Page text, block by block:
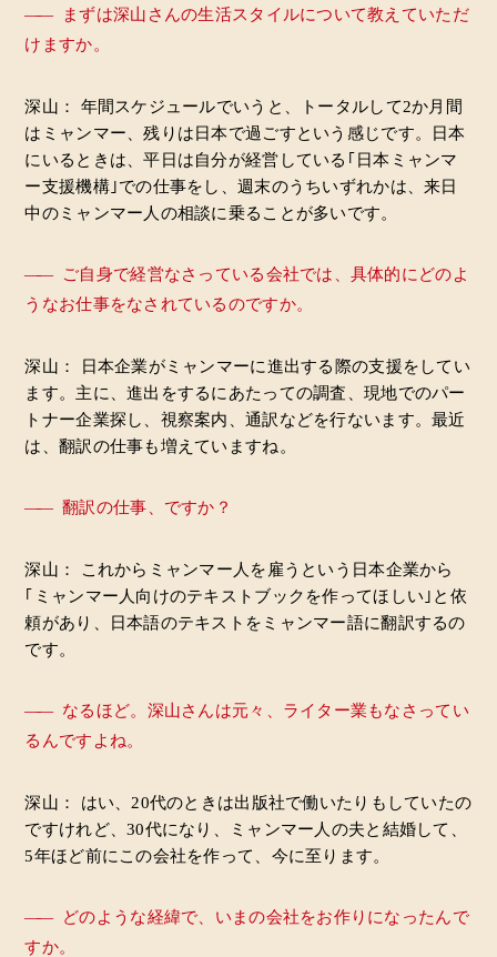
――
まずは深山さんの生活スタイルについて教えていただ
けますか。
深山： 年間スケジュールでいうと、トータルして2か月間
はミャンマー、残りは日本で過ごすという感じです。日本
にいるときは、平日は自分が経営している｢日本ミャンマ
ー支援機構｣での仕事をし、週末のうちいずれかは、来日
中のミャンマー人の相談に乗ることが多いです。
――
ご自身で経営なさっている会社では、具体的にどのよ
うなお仕事をなされているのですか。
深山： 日本企業がミャンマーに進出する際の支援をしてい
ます。主に、進出をするにあたっての調査、現地でのパー
トナー企業探し、視察案内、通訳などを行ないます。最近
は、翻訳の仕事も増えていますね。
―― 翻訳の仕事、ですか？
深山： これからミャンマー人を雇うという日本企業から
｢ミャンマー人向けのテキストブックを作ってほしい｣と依
頼があり、日本語のテキストをミャンマー語に翻訳するの
です。
――
なるほど。深山さんは元々、ライター業もなさってい
るんですよね。
深山： はい、20代のときは出版社で働いたりもしていたの
ですけれど、30代になり、ミャンマー人の夫と結婚して、
5年ほど前にこの会社を作って、今に至ります。
――
どのような経緯で、いまの会社をお作りになったんで
すか。